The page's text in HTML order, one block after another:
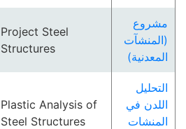
مشروع
(المنشآت
المعدنية)
Project Steel
Structures
التحليل
اللدن في
المنشات
Plastic Analysis of
Steel Structures